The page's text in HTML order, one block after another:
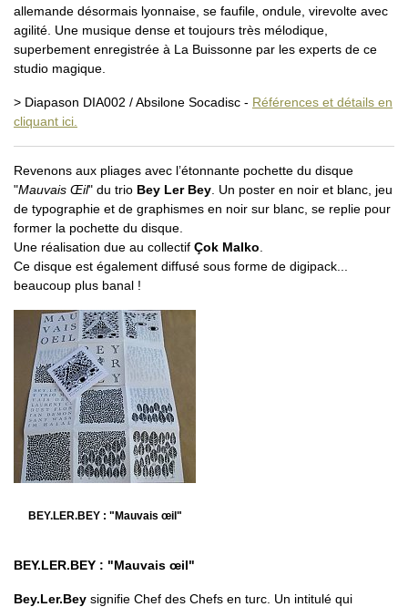
allemande désormais lyonnaise, se faufile, ondule, virevolte avec
agilité. Une musique dense et toujours très mélodique,
superbement enregistrée à La Buissonne par les experts de ce
studio magique.
> Diapason DIA002 / Absilone Socadisc - Références et détails en
cliquant ici.
Revenons aux pliages avec l’étonnante pochette du disque
"Mauvais Œil" du trio Bey Ler Bey . Un poster en noir et blanc, jeu
de typographie et de graphismes en noir sur blanc, se replie pour
former la pochette du disque.
Une réalisation due au collectif Çok Malko
Ce disque est également diffusé sous forme de digipack...
beaucoup plus banal !
BEY.LER.BEY : "Mauvais œil"
BEY.LER.BEY : "Mauvais œil"
Bey.Ler.Bey signifie Chef des Chefs en turc. Un intitulé qui